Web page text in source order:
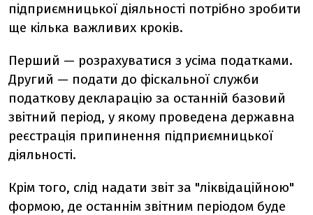
підприємницької діяльності потрібно зробити
ще кілька важливих кроків.
Перший — розрахуватися з усіма податками.
Другий — подати до фіскальної служби
податкову декларацію за останній базовий
звітний період, у якому проведена державна
реєстрація припинення підприємницької
діяльності.
Крім того, слід надати звіт за "ліквідаційною"
формою, де останнім звітним періодом буде